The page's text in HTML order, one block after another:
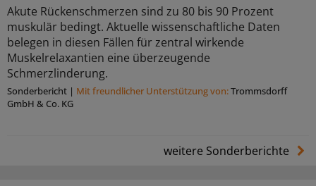
Akute Rückenschmerzen sind zu 80 bis 90 Prozent
muskulär bedingt. Aktuelle wissenschaftliche Daten
belegen in diesen Fällen für zentral wirkende
Muskelrelaxantien eine überzeugende
Schmerzlinderung.
Sonderbericht | Mit freundlicher Unterstützung von:Trommsdorff
GmbH & Co. KG
weitere Sonderberichte